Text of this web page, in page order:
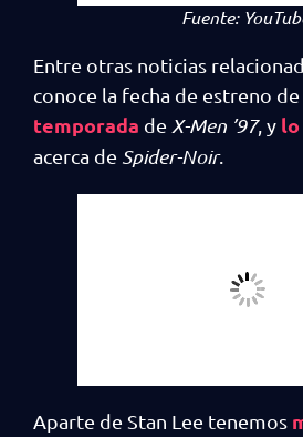
Fuente:
Entre otras noticias
conoce la fecha de estreno de
temporada de X-Men ’97, y lo
acerca de Spider-Noir.
Aparte de Stan Lee tenemos